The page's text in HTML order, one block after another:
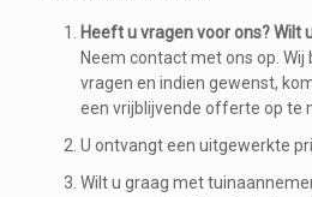
Heeft u vragen voor ons? Wilt
Neem contact met ons op.
vragen en indien gewenst,
een vrijblijvende offerte op te
U ontvangt een uitgewerkte
Wilt u graag met